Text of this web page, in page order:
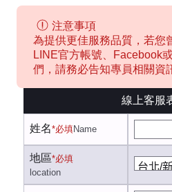
注意事項
為提供更佳服務品質，若您
LINE官方帳號、Facebook
們，請務必告知專員相關資
線上客服
姓名*必填Name
地區*必填
location